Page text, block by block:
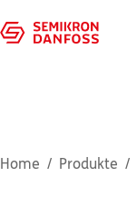
Home Produkte